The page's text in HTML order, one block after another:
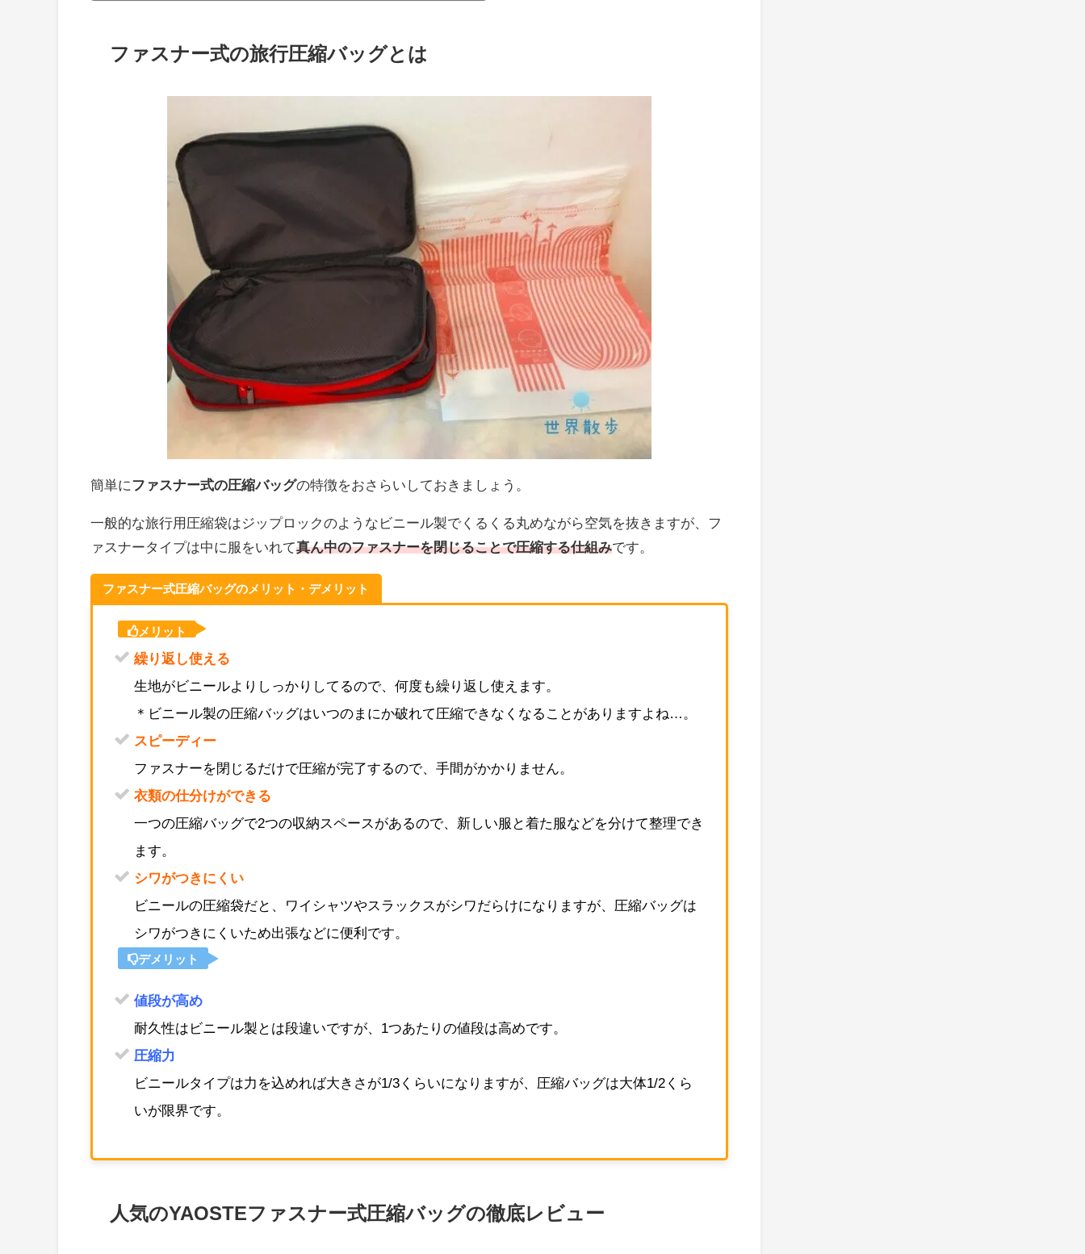
ファスナー式の旅行圧縮バッグとは
簡単にファスナー式の圧縮バッグの特徴をおさらいしておきましょう。
一般的な旅行用圧縮袋はジップロックのようなビニール製でくるくる丸めながら空気を抜きますが、フ
ァスナータイプは中に服をいれて真ん中のファスナーを閉じることで圧縮する仕組みです。
ファスナー式圧縮バッグのメリット・デメリット
メリット
繰り返し使える
生地がビニールよりしっかりしてるので、何度も繰り返し使えます。
＊ビニール製の圧縮バッグはいつのまにか破れて圧縮できなくなることがありますよね…。
スピーディー
ファスナーを閉じるだけで圧縮が完了するので、手間がかかりません。
衣類の仕分けができる
一つの圧縮バッグで2つの収納スペースがあるので、新しい服と着た服などを分けて整理でき
ます。
シワがつきにくい
ビニールの圧縮袋だと、ワイシャツやスラックスがシワだらけになりますが、圧縮バッグは
シワがつきにくいため出張などに便利です。
デメリット
値段が高め
耐久性はビニール製とは段違いですが、1つあたりの値段は高めです。
圧縮力
ビニールタイプは力を込めれば大きさが1/3くらいになりますが、圧縮バッグは大体1/2くら
いが限界です。
人気のYAOSTEファスナー式圧縮バッグの徹底レビュー